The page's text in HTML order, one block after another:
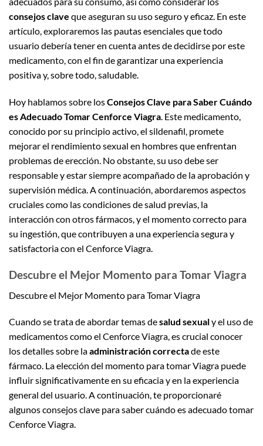
consejos clave que aseguran su uso seguro y eficaz. En este
artículo, exploraremos las pautas esenciales que todo
usuario debería tener en cuenta antes de decidirse por este
medicamento, con el fin de garantizar una experiencia
positiva y, sobre todo, saludable.
Hoy hablamos sobre losConsejos Clave para Saber Cuándo
es Adecuado Tomar Cenforce Viagra. Este medicamento,
conocido por su principio activo, el sildenafil, promete
mejorar el rendimiento sexual en hombres que enfrentan
problemas de erección. No obstante, su uso debe ser
responsable y estar siempre acompañado de la aprobación y
supervisión médica. A continuación, abordaremos aspectos
cruciales como las condiciones de salud previas, la
interacción con otros fármacos, y el momento correcto para
su ingestión, que contribuyen a una experiencia segura y
satisfactoria con el Cenforce Viagra.
Descubre el Mejor Momento para Tomar Viagra
Descubre el Mejor Momento para Tomar Viagra
Cuando se trata de abordar temas desalud sexualy el uso de
medicamentos como el Cenforce Viagra, es crucial conocer
los detalles sobre laadministración correctade este
fármaco. La elección del momento para tomar Viagra puede
influir significativamente en su eficacia y en la experiencia
general del usuario. A continuación, te proporcionaré
algunos consejos clave para saber cuándo es adecuado tomar
Cenforce Viagra.